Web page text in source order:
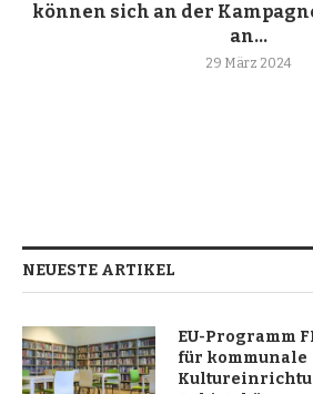
können sich an der
an...
29 März 2024
NEUESTE ARTIKEL
EU-Programm
für kommunale